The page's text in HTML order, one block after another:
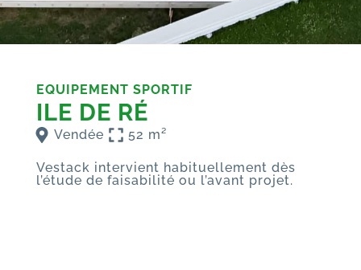
EQUIPEMENT SPORTIF
ILE DE RÉ
Vendée 52 m²
Vestack intervient habituellement dès
l’étude de faisabilité ou l’avant projet.